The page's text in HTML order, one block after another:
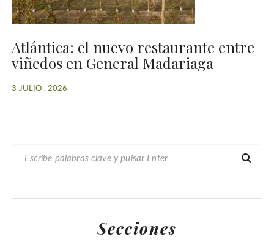
Atlántica: el nuevo restaurante entre
viñedos en General Madariaga
3 JULIO , 2026
C
Secciones